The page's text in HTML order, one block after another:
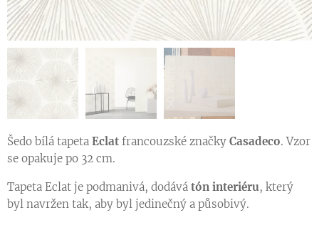
Šedo bílá tapeta Eclat francouzské značky Casadeco. Vzor
se opakuje po 32 cm.
Tapeta Eclat je podmanivá, dodává tón interiéru, který
byl navržen tak, aby byl jedinečný a působivý.